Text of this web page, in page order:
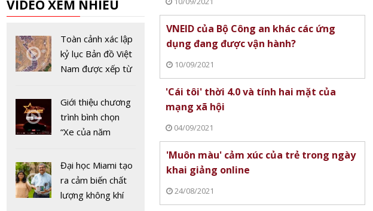
vụ gian lận tài
chính liên quan
đến người dùng
VIDEO XEM NHIỀU
Toàn cảnh xác lập
kỷ lục Bản đồ Việt
Nam được xếp từ
năm 2022
Giới thiệu chương
trình bình chọn
“Xe của năm
Đại học Miami tạo
ra cảm biến chất
lượng không khí
VNEID của Bộ Công an khác các ứng
dụng đang được vận hành?
10/09/2021
'Cái tôi' thời 4.0 và tính hai mặt của
mạng xã hội
04/09/2021
'Muôn màu' cảm xúc của trẻ trong ngày
khai giảng online
24/08/2021